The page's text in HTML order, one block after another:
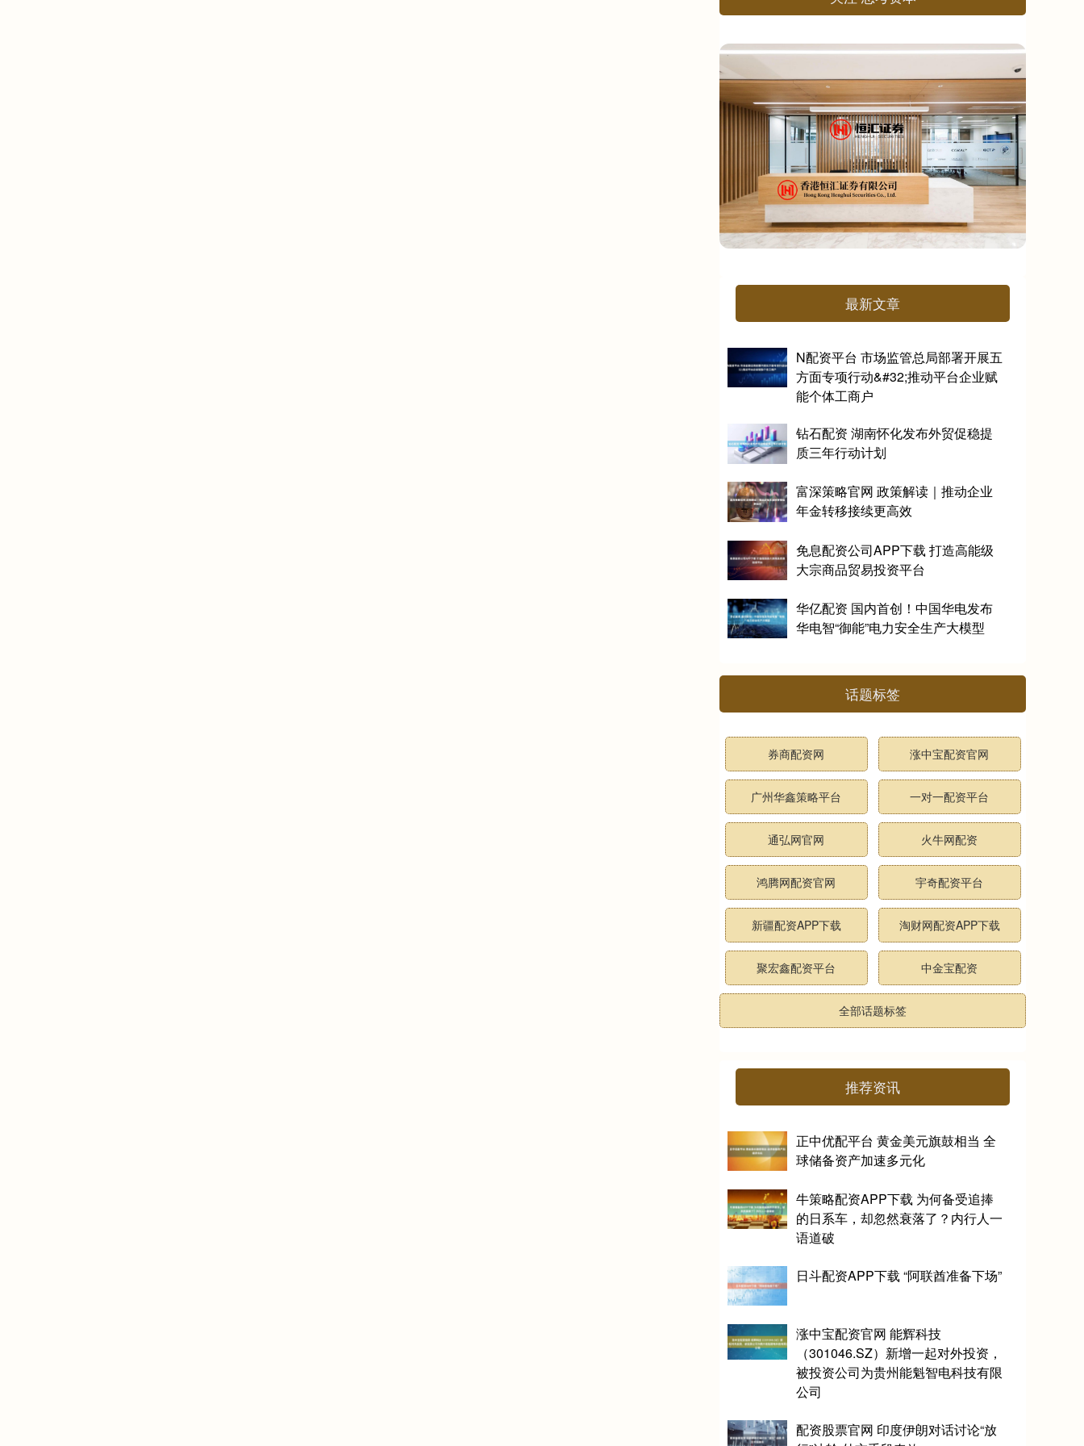
最新文章
N配资平台 市场监管总局部署开展五
方面专项行动&#32;推动平台企业赋
能个体工商户
钻石配资 湖南怀化发布外贸促稳提
质三年行动计划
富深策略官网 政策解读｜推动企业
年金转移接续更高效
免息配资公司APP下载 打造高能级
大宗商品贸易投资平台
华亿配资 国内首创！中国华电发布
华电智“御能”电力安全生产大模型
话题标签
券商配资网 涨中宝配资官网
广州华鑫策略平台 一对一配资平台
通弘网官网 火牛网配资
鸿腾网配资官网 宇奇配资平台
新疆配资APP下载 淘财网配资APP下载
聚宏鑫配资平台 中金宝配资
全部话题标签
推荐资讯
正中优配平台 黄金美元旗鼓相当 全
球储备资产加速多元化
牛策略配资APP下载 为何备受追捧
的日系车，却忽然衰落了？内行人一
语道破
日斗配资APP下载 “阿联酋准备下场”
涨中宝配资官网 能辉科技
（301046.SZ）新增一起对外投资，
被投资公司为贵州能魁智电科技有限
公司
配资股票官网 印度伊朗对话讨论“放